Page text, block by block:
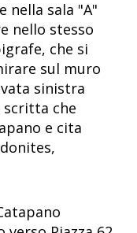
nella sala "A"
nello stesso
che si
sul muro
sinistra
scritta che
e cita